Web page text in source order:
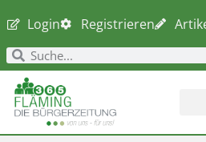
Login Registrieren